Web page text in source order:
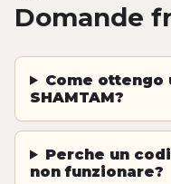
Domande
Come ottengo
SHAMTAM?
Perche un
non funzionare?